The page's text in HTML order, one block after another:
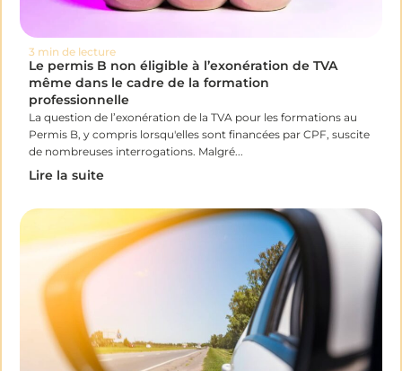
3 min de lecture
Le permis B non éligible à l’exonération de TVA
même dans le cadre de la formation
professionnelle
La question de l’exonération de la TVA pour les formations au
Permis B, y compris lorsqu'elles sont financées par CPF, suscite
de nombreuses interrogations. Malgré...
Lire la suite